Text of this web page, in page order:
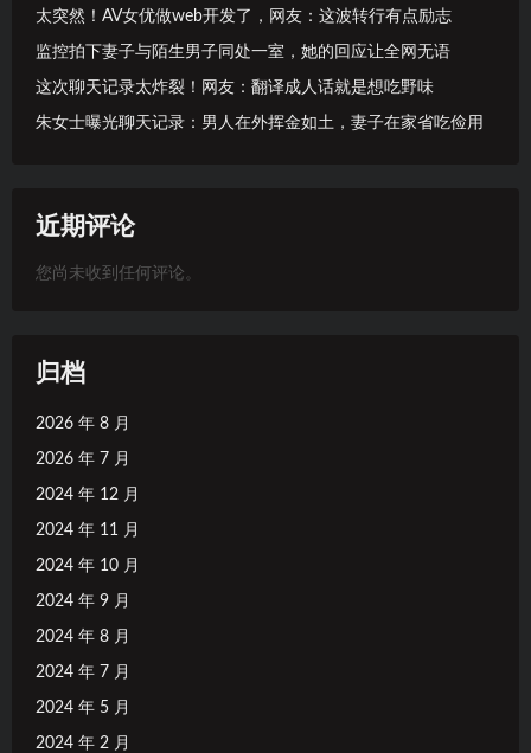
太突然！AV女优做web开发了，网友：这波转行有点励志
监控拍下妻子与陌生男子同处一室，她的回应让全网无语
这次聊天记录太炸裂！网友：翻译成人话就是想吃野味
朱女士曝光聊天记录：男人在外挥金如土，妻子在家省吃俭用
近期评论
您尚未收到任何评论。
归档
2026 年 8 月
2026 年 7 月
2024 年 12 月
2024 年 11 月
2024 年 10 月
2024 年 9 月
2024 年 8 月
2024 年 7 月
2024 年 5 月
2024 年 2 月